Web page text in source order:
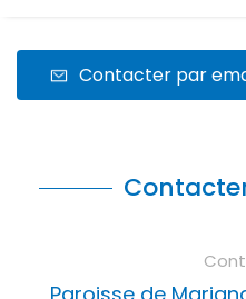
Contacter par